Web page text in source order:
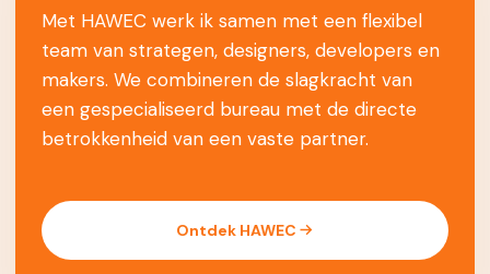
Met HAWEC werk ik samen met een flexibel
team van strategen, designers, developers en
makers. We combineren de slagkracht van
een gespecialiseerd bureau met de directe
betrokkenheid van een vaste partner.
Ontdek HAWEC